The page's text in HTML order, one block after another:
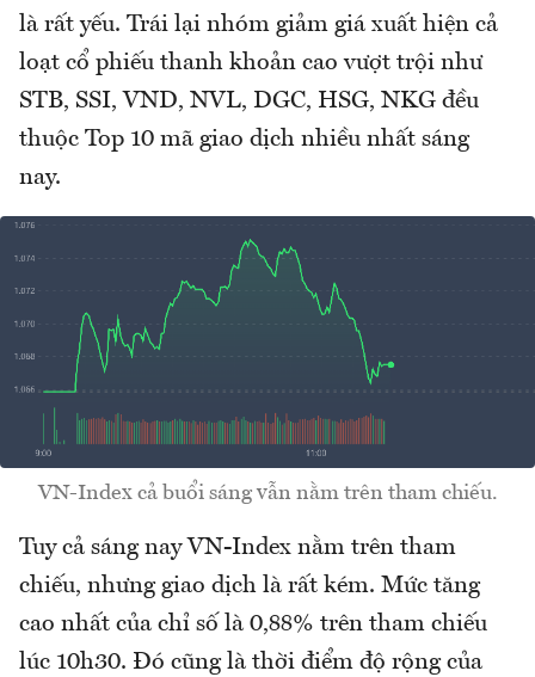
là rất yếu. Trái lại nhóm giảm giá xuất hiện cả
loạt cổ phiếu thanh khoản cao vượt trội như
STB, SSI, VND, NVL, DGC, HSG, NKG đều
thuộc Top 10 mã giao dịch nhiều nhất sáng
nay.
VN-Index cả buổi sáng vẫn nằm trên tham chiếu.
Tuy cả sáng nay VN-Index nằm trên tham
chiếu, nhưng giao dịch là rất kém. Mức tăng
cao nhất của chỉ số là 0,88% trên tham chiếu
lúc 10h30. Đó cũng là thời điểm độ rộng của